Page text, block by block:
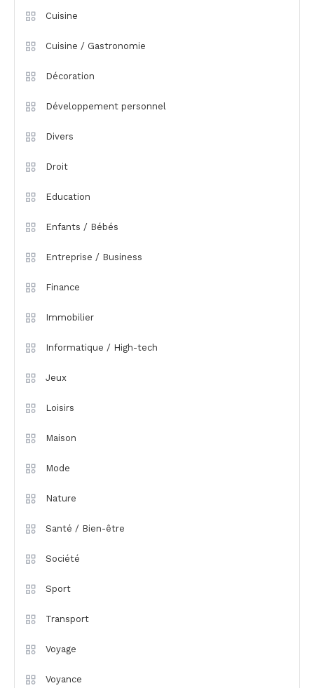
Cuisine
Cuisine / Gastronomie
Décoration
Développement personnel
Divers
Droit
Education
Enfants / Bébés
Entreprise / Business
Finance
Immobilier
Informatique / High-tech
Jeux
Loisirs
Maison
Mode
Nature
Santé / Bien-être
Société
Sport
Transport
Voyage
Voyance